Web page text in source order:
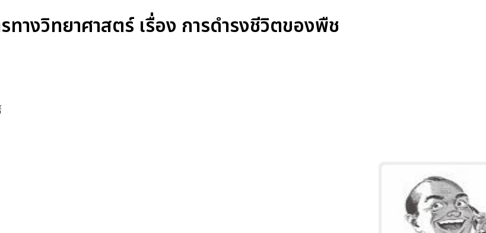
างวิทยาศาสตร์ เรื่อง การดำรงชีวิตของพืช